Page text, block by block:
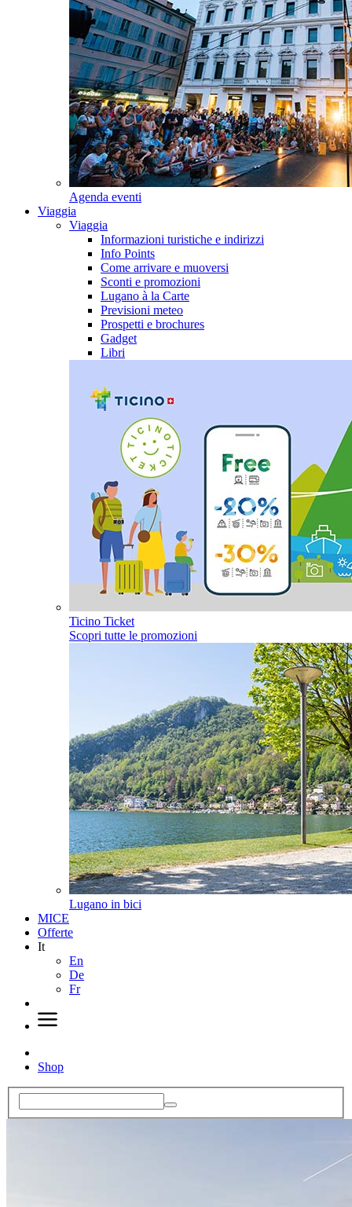
Agenda eventi
Viaggia
Viaggia
Informazioni turistiche e indirizzi
Info Points
Come arrivare e muoversi
Sconti e promozioni
Lugano à la Carte
Previsioni meteo
Prospetti e brochures
Gadget
Libri
Ticino Ticket
Scopri tutte le promozioni
Lugano in bici
MICE
Offerte
It
En
De
Fr
Shop